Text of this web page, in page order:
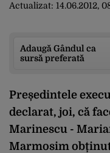
Actualizat: 14.06.2012,
Adaugă Gândul ca
sursă preferată
Președintele
declarat, joi, că
Marinescu -
Marmosim